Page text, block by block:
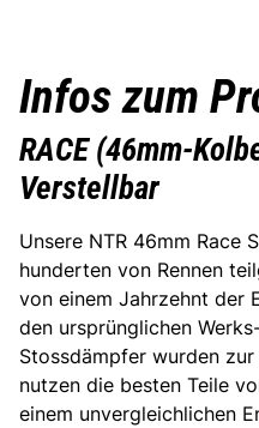
Infos zum
RACE (46mm-
Verstellbar
Unsere NTR 46mm Race
hunderten von Rennen
von einem Jahrzehnt der
den ursprünglichen
Stossdämpfer wurden
nutzen die besten Teile
einem unvergleichlichen